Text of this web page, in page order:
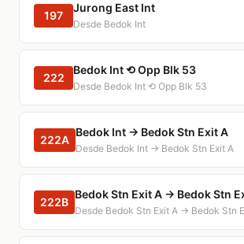
197
Jurong East Int
Desde Bedok Int
222
Bedok Int ⟲ Opp Blk 53
Desde Bedok Int ⟲ Opp Blk 53
222A
Bedok Int → Bedok Stn Exit A
Desde Bedok Int → Bedok Stn Exit A
222B
Bedok Stn Exit A → Bedok Stn
Desde Bedok Stn Exit A → Bedok Stn